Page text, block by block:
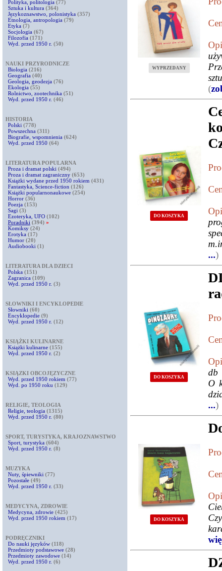
Polityka, politologia (77)
Sztuka i kultura (364)
Językoznawstwo, polonistyka (357)
Etnologia, antropologia (79)
Etyka (7)
Socjologia (67)
Filozofia (171)
Wyd. przed 1950 r. (50)
NAUKI PRZYRODNICZE
Biologia (216)
Geografia (40)
Geologia, geodezja (76)
Ekologia (55)
Rolnictwo, zootechnika (51)
Wyd. przed 1950 r. (46)
HISTORIA
Polski (778)
Powszechna (311)
Biografie, wspomnienia (624)
Wyd. przed 1950 (64)
LITERATURA POPULARNA
Proza i dramat polski (494)
Proza i dramat zagraniczny (653)
Książki wydane przed 1950 rokiem (431)
Fantastyka, Science-fiction (126)
Książki popularnonaukowe (254)
Horror (36)
Poezja (153)
Sagi (3)
Ezoteryka, UFO (102)
Poradniki (394) »
Komiksy (24)
Erotyka (17)
Humor (20)
Audiobooki (1)
LITERATURA DLA DZIECI
Polska (151)
Zagranica (109)
Wyd. przed 1950 r. (3)
SŁOWNIKI I ENCYKLOPEDIE
Słowniki (60)
Encyklopedie (9)
Wyd. przed 1950 r. (12)
KSIĄŻKI KULINARNE
Książki kulinarne (155)
Wyd. przed 1950 r. (2)
KSIĄZKI OBCOJĘZYCZNE
Wyd. przed 1950 rokiem (77)
Wyd. po 1950 roku (129)
RELIGIE, TEOLOGIA
Religie, teologia (1315)
Wyd. przed 1950 r. (80)
SPORT, TURYSTYKA, KRAJOZNAWSTWO
Sport, turystyka (604)
Wyd. przed 1950 r. (8)
MUZYKA
Nuty, śpiewniki (77)
Pozostałe (49)
Wyd. przed 1950 r. (33)
MEDYCYNA, ZDROWIE
Medycyna, zdrowie (425)
Wyd. przed 1950 rokiem (17)
PODRĘCZNIKI
Do nauki języków (118)
Przedmioty podstawowe (28)
Przedmioty zawodowe (14)
Wyd. przed 1950 r. (6)
WYPRZEDANY
(
DO KOSZYKA
...)
DO KOSZYKA
db
O
...)
DO KOSZYKA